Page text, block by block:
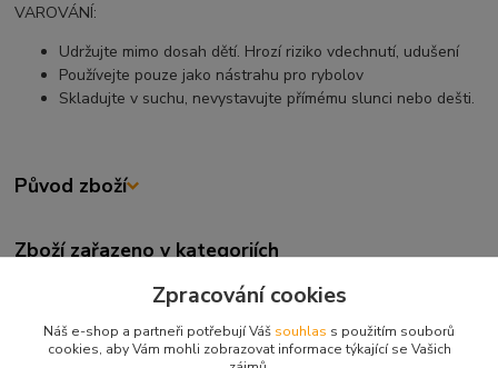
VAROVÁNÍ:
Udržujte mimo dosah dětí. Hrozí riziko vdechnutí, udušení
Používejte pouze jako nástrahu pro rybolov
Skladujte v suchu, nevystavujte přímému slunci nebo dešti.
Původ zboží
Zboží zařazeno v kategoriích
Obalovací těsta
OBALOVACÍ TĚSTA
CARP SERVIS VÁCLAVÍK
Zpracování cookies
Náš e-shop a partneři potřebují Váš souhlas s použitím souborů
cookies, aby Vám mohli zobrazovat informace týkající se Vašich